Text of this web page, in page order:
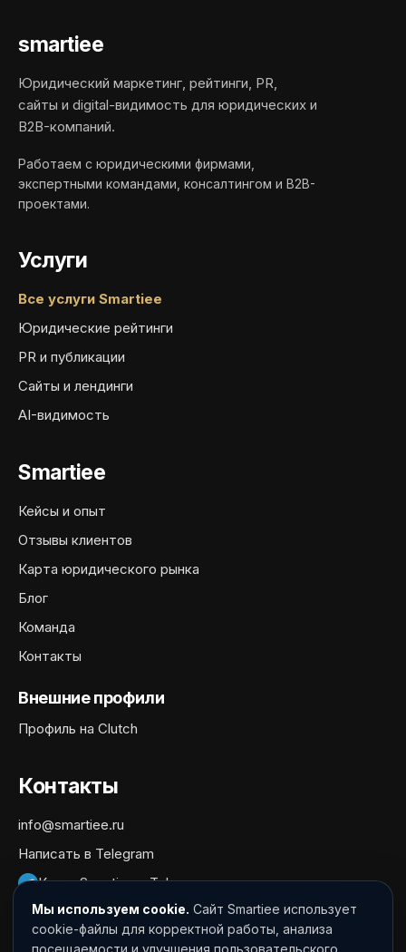
smartiee
Юридический маркетинг, рейтинги, PR,
сайты и digital-видимость для юридических и
B2B-компаний.
Работаем с юридическими фирмами,
экспертными командами, консалтингом и B2B-
проектами.
Услуги
Все услуги Smartiee
Юридические рейтинги
PR и публикации
Сайты и лендинги
AI-видимость
Smartiee
Кейсы и опыт
Отзывы клиентов
Карта юридического рынка
Блог
Команда
Контакты
Внешние профили
Профиль на Clutch
Контакты
info@smartiee.ru
Написать в Telegram
Канал Smartiee в Telegram
Документы
Мы используем cookie. Сайт Smartiee использует
cookie-файлы для корректной работы, анализа
посещаемости и улучшения пользовательского